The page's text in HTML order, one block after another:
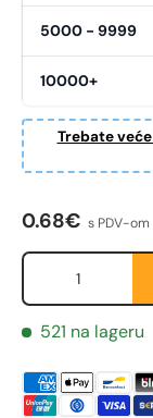
5000 - 9999
10000+
Trebate
Fornavn *
Etternavn *
Redovna cijena
0.68€ s PDV-om
Količina
521 na lageru